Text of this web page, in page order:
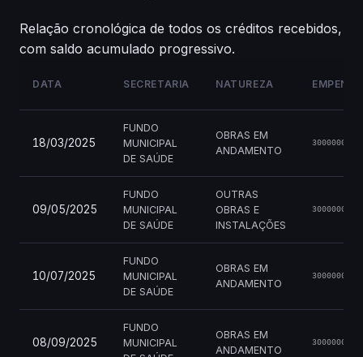
Relação cronológica de todos os créditos recebidos,
com saldo acumulado progressivo.
DATA SECRETARIA NATUREZA
18/03/2025
FUNDO
MUNICIPAL
DE SAÚDE
OBRAS EM
ANDAMENTO
3000000223
09/05/2025
FUNDO
MUNICIPAL
DE SAÚDE
OUTRAS
OBRAS E
INSTALAÇÕES
3000000360
10/07/2025
FUNDO
MUNICIPAL
DE SAÚDE
OBRAS EM
ANDAMENTO
3000000562
08/09/2025
FUNDO
MUNICIPAL
OBRAS EM
ANDAMENTO
3000000684